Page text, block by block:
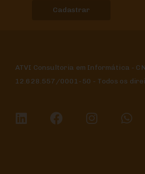
ATVI Consultoria em Informática -
12.628.557/0001-50 - Todos os